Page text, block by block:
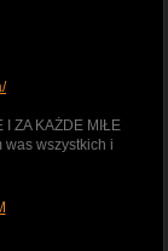
I ZA KAŻDE MIŁE
was wszystkich i